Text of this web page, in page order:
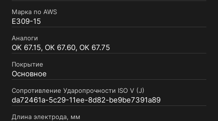
Марка по AWS
E309-15
Аналоги
ОК 67.15, ОК 67.60, ОК 67.75
Покрытие
Основное
Сопротивление Ударопрочности ISO V (J)
da72461a-5c29-11ee-8d82-be9be7391a89
Длина электрода, мм